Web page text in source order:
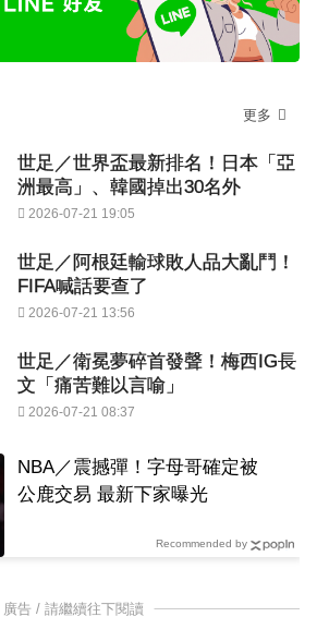
更多
世足／世界盃最新排名！日本「亞
洲最高」、韓國掉出30名外
2026-07-21 19:05
世足／阿根廷輸球敗人品大亂鬥！
FIFA喊話要查了
2026-07-21 13:56
世足／衛冕夢碎首發聲！梅西IG長
文「痛苦難以言喻」
2026-07-21 08:37
NBA／震撼彈！字母哥確定被
公鹿交易 最新下家曝光
Recommended by
廣告 / 請繼續往下閱讀